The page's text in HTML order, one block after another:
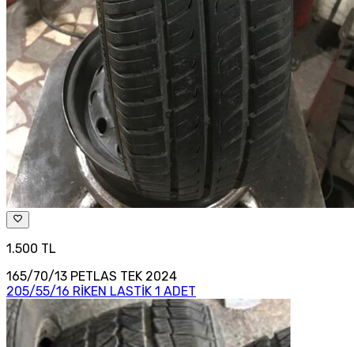
1.500 TL
165/70/13 PETLAS TEK 2024
205/55/16 RİKEN LASTİK 1 ADET